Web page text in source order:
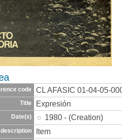
code CL AFASIC 01-04-05-
Title Expresión
Date(s) 1980 - (Creation)
description Item